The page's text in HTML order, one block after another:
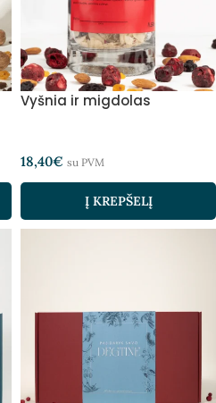
Vyšnia ir migdolas
18,40€ su PVM
Į KREPŠELĮ